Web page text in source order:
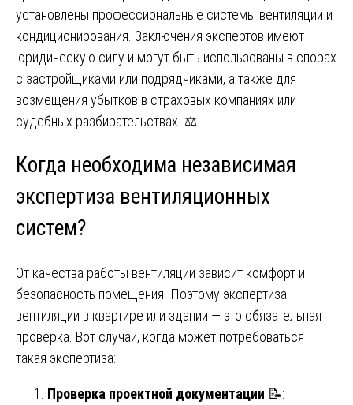
установлены профессиональные системы вентиляции и
кондиционирования. Заключения экспертов имеют
юридическую силу и могут быть использованы в спорах
с застройщиками или подрядчиками, а также для
возмещения убытков в страховых компаниях или
судебных разбирательствах. ⚖️
Когда необходима независимая
экспертиза вентиляционных
систем?
От качества работы вентиляции зависит комфорт и
безопасность помещения. Поэтому экспертиза
вентиляции в квартире или здании — это обязательная
проверка. Вот случаи, когда может потребоваться
такая экспертиза:
Проверка проектной документации 📝: